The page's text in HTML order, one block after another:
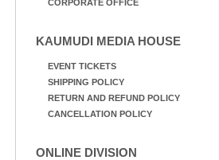
CORPORATE OFFICE
KAUMUDI MEDIA HOUSE
EVENT TICKETS
SHIPPING POLICY
RETURN AND REFUND POLICY
CANCELLATION POLICY
ONLINE DIVISION